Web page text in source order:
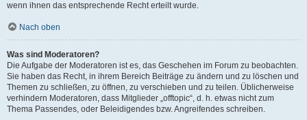
wenn ihnen das entsprechende Recht erteilt wurde.
Nach oben
Was sind Moderatoren?
Die Aufgabe der Moderatoren ist es, das Geschehen im Forum zu beobachten.
Sie haben das Recht, in ihrem Bereich Beiträge zu ändern und zu löschen und
Themen zu schließen, zu öffnen, zu verschieben und zu teilen. Üblicherweise
verhindern Moderatoren, dass Mitglieder „offtopic“, d. h. etwas nicht zum
Thema Passendes, oder Beleidigendes bzw. Angreifendes schreiben.